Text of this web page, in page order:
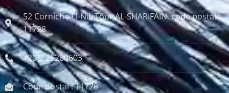
52 Corniche El-Nil, Tour AL-SHARIFAIN, code postal :
11728
+20 2 25260603
Code postal : 11728